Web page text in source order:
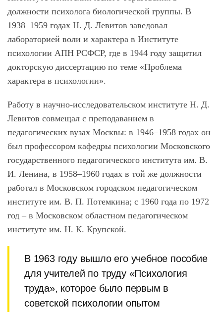
должности психолога биологической группы. В
1938–1959 годах Н. Д. Левитов заведовал
лабораторией воли и характера в Институте
психологии АПН РСФСР, где в 1944 году защитил
докторскую диссертацию по теме «Проблема
характера в психологии».
Работу в научно-исследовательском институте Н. Д.
Левитов совмещал с преподаванием в
педагогических вузах Москвы: в 1946–1958 годах он
был профессором кафедры психологии Московского
государственного педагогического института им. В.
И. Ленина, в 1958–1960 годах в той же должности
работал в Московском городском педагогическом
институте им. В. П. Потемкина; с 1960 года по 1972
год – в Московском областном педагогическом
институте им. Н. К. Крупской.
В 1963 году вышло его учебное пособие
для учителей по труду «Психология
труда», которое было первым в
советской психологии опытом